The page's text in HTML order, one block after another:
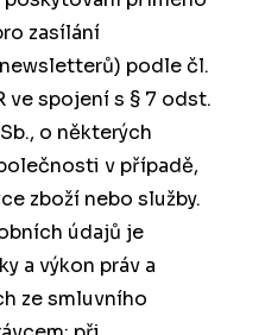
zasílání
podle čl.
ve spojení s § 7 odst.
o některých
v případě,
zboží nebo služby.
údajů je
a výkon práv a
ze smluvního